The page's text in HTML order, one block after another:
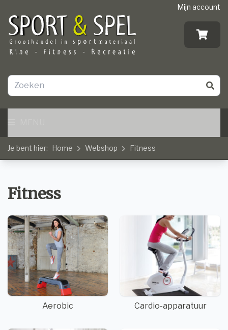
Mijn account
Je bent hier: Home Webshop Fitness
Fitness
Aerobic Cardio-apparatuur